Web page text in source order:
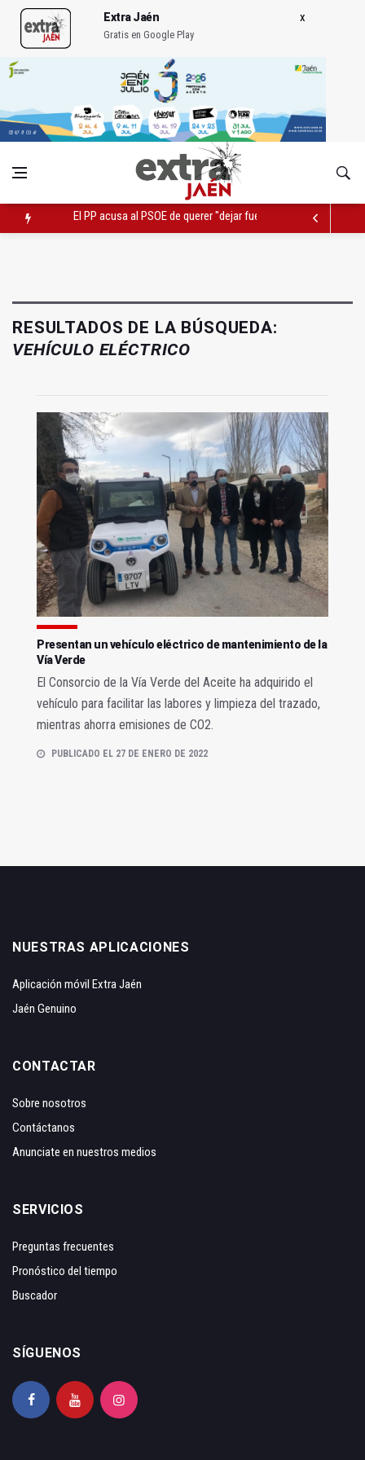
Extra Jaén
Gratis en Google Play
El PP acusa al PSOE de querer "dejar fuera" a la Junta en el
Denuncian que Cazorla se queda con solo dos bomberos por
RESULTADOS DE LA BÚSQUEDA:
VEHÍCULO ELÉCTRICO
Presentan un vehículo eléctrico de mantenimiento de la
Vía Verde
El Consorcio de la Vía Verde del Aceite ha adquirido el
vehículo para facilitar las labores y limpieza del trazado,
mientras ahorra emisiones de CO2.
PUBLICADO EL 27 DE ENERO DE 2022
NUESTRAS APLICACIONES
Aplicación móvil Extra Jaén
Jaén Genuino
CONTACTAR
Sobre nosotros
Contáctanos
Anunciate en nuestros medios
SERVICIOS
Preguntas frecuentes
Pronóstico del tiempo
Buscador
SÍGUENOS